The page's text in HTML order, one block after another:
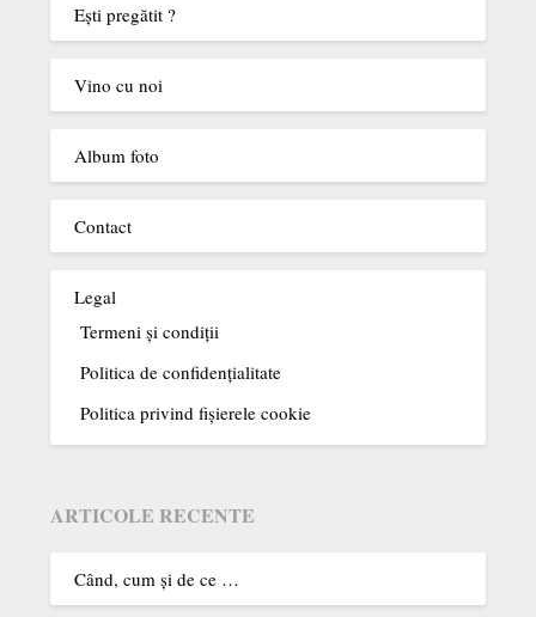
Eşti pregătit ?
Vino cu noi
Album foto
Contact
Legal
Termeni şi condiţii
Politica de confidențialitate
Politica privind fișierele cookie
ARTICOLE RECENTE
Când, cum şi de ce …